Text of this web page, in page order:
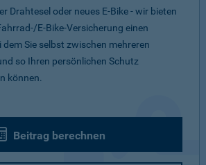
Drahtesel oder neues E-Bike - wir bieten
E-Bike-Versicherung einen
Sie selbst zwischen mehreren
so Ihren persönlichen Schutz
können.
Beitrag berechnen